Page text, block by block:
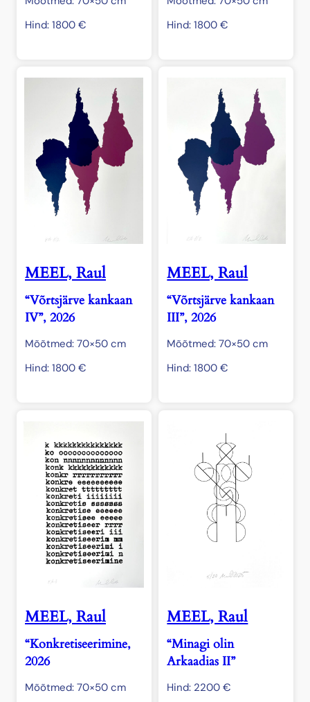
Hind: 1800 €
Hind:1800€
MEEL, Raul
“Võrtsjärve kankaan
IV”, 2026
Mõõtmed: 70×50 cm
Hind: 1800 €
MEEL, Raul
“Võrtsjärve kankaan
III”, 2026
Mõõtmed: 70×50 cm
Hind:1800€
MEEL, Raul
“Konkretiseerimine,
2026
Mõõtmed: 70×50 cm
MEEL, Raul
“Minagi olin
Arkaadias II”
Hind: 2200€